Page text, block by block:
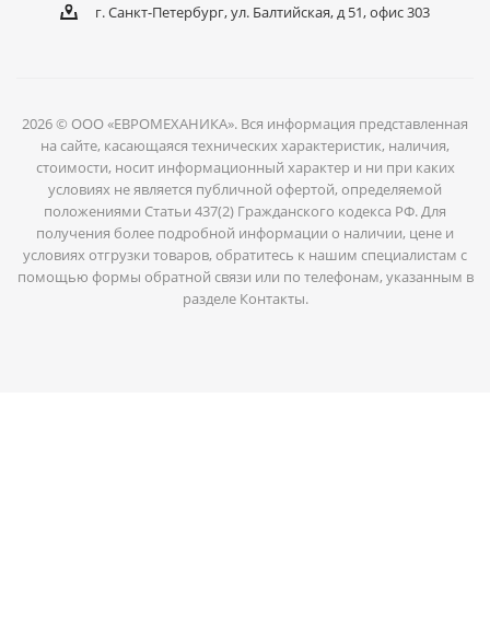
г. Санкт-Петербург, ул. Балтийская, д 51, офис 303
2026 © ООО «ЕВРОМЕХАНИКА». Вся информация представленная
на сайте, касающаяся технических характеристик, наличия,
стоимости, носит информационный характер и ни при каких
условиях не является публичной офертой, определяемой
положениями Статьи 437(2) Гражданского кодекса РФ. Для
получения более подробной информации о наличии, цене и
условиях отгрузки товаров, обратитесь к нашим специалистам с
помощью формы обратной связи или по телефонам, указанным в
разделе Контакты.